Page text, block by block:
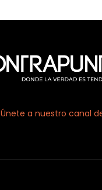
Únete a nuestro canal